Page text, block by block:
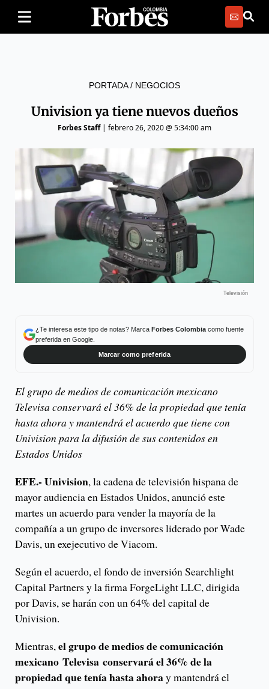
PORTADA/ NEGOCIOS
Univision ya tiene nuevos dueños
Forbes Staff| febrero 26, 2020 @ 5:34:00 am
Televisión
¿Te interesa este tipo de notas? Marca Forbes Colombiacomo fuente
preferida en Google.
Marcar como preferida
El grupo de medios de comunicación mexicano
Televisa conservará el 36% de la propiedad que tenía
hasta ahora y mantendrá el acuerdo que tiene con
Univision para la difusión de sus contenidos en
Estados Unidos
EFE.- Univision, la cadena de televisión hispana de
mayor audiencia en Estados Unidos, anunció este
martes un acuerdo para vender la mayoría de la
compañía a un grupo de inversores liderado por Wade
Davis, un exejecutivo de Viacom.
Según el acuerdo, el fondo de inversión Searchlight
Capital Partners y la firma ForgeLight LLC, dirigida
por Davis, se harán con un 64% del capital de
Univision.
Mientras,el grupo de medios de comunicación
mexicano Televisa conservará el 36% de la
propiedad que tenía hasta ahoray mantendrá el